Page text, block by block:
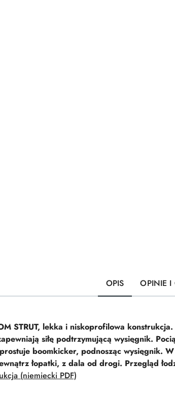
OPIS OPINIE I
STRUT, lekka i niskoprofilowa
siłę podtrzymującą wysięgnik.
boomkicker, podnosząc wysięgnik.
łopatki, z dala od drogi. Przegląd
(niemiecki PDF)